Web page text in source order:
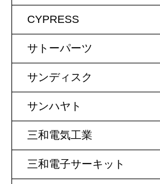
CYPRESS
サトーパーツ
サンディスク
サンハヤト
三和電気工業
三和電子サーキット